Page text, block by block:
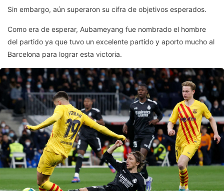
Sin embargo, aún superaron su cifra de objetivos esperados.
Como era de esperar, Aubameyang fue nombrado el hombre
del partido ya que tuvo un excelente partido y aporto mucho al
Barcelona para lograr esta victoria.